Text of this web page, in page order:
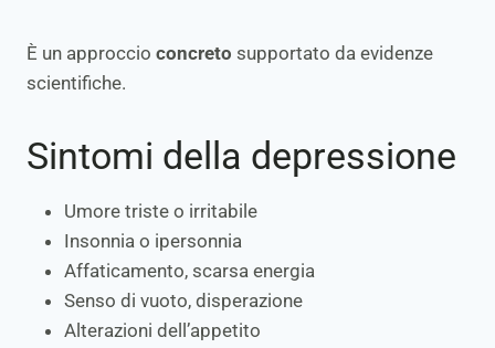
È un approccio concreto supportato da evidenze
scientifiche.
Sintomi della depressione
Umore triste o irritabile
Insonnia o ipersonnia
Affaticamento, scarsa energia
Senso di vuoto, disperazione
Alterazioni dell’appetito